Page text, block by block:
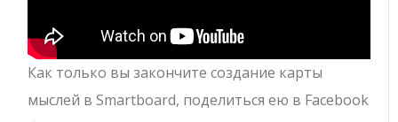
Как только вы закончите создание карты
мыслей в Smartboard, поделиться ею в Facebook